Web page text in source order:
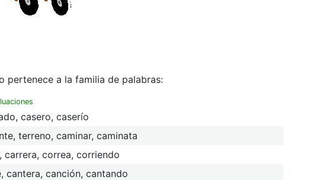
pertenece a la familia de palabras:
casero, caserío
terreno, caminar, caminata
carrera, correa, corriendo
cantera, canción, cantando